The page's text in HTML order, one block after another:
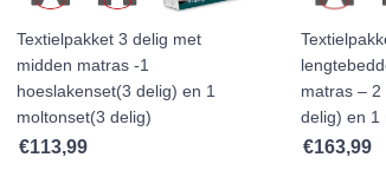
€67,99
Textielpakket 3 delig met
midden matras -1
hoeslakenset(3 delig) en 1
moltonset(3 delig)
€113,99
matras – 2
delig) en 1
€163,99